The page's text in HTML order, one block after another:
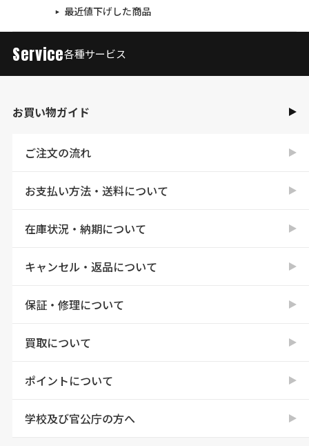
最近値下げした商品
Service各種サービス
お買い物ガイド
ご注文の流れ
お支払い方法・送料について
在庫状況・納期について
キャンセル・返品について
保証・修理について
買取について
ポイントについて
学校及び官公庁の方へ